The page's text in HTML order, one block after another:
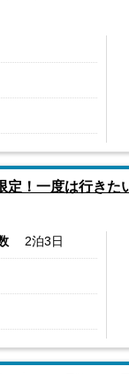
定！一度は行き
2泊3日